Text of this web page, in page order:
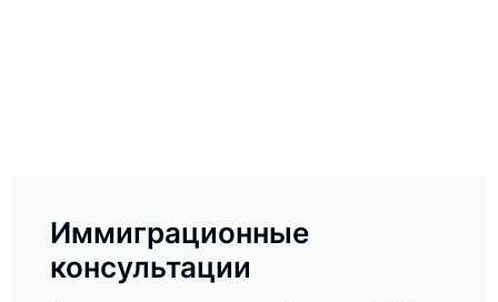
Иммиграционные
консультации